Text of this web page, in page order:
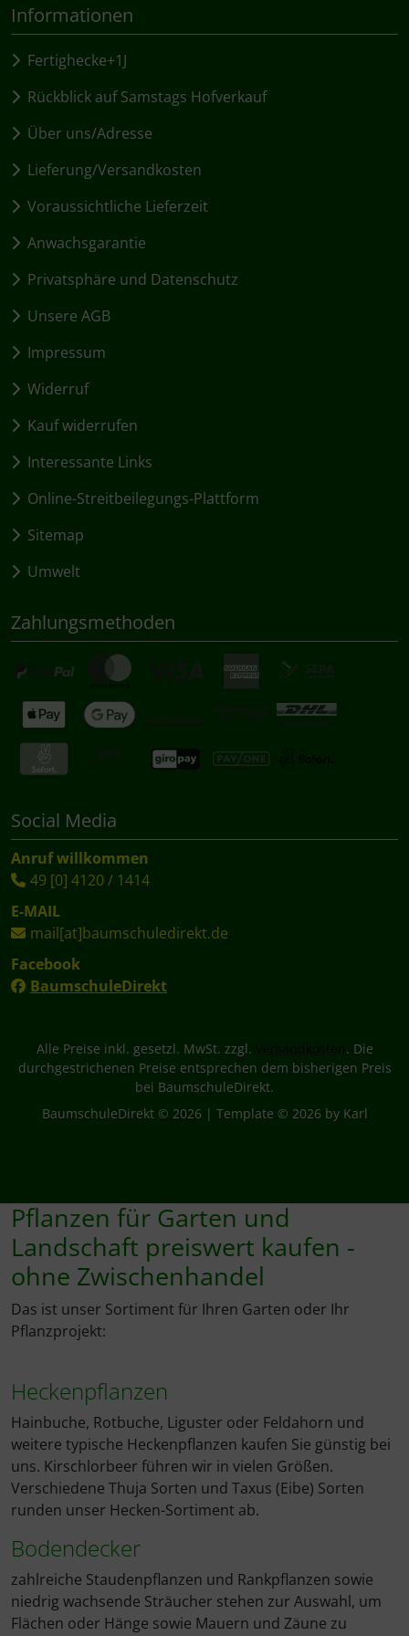
Informationen
Fertighecke+1J
Rückblick auf Samstags Hofverkauf
Über uns/Adresse
Lieferung/Versandkosten
Voraussichtliche Lieferzeit
Anwachsgarantie
Privatsphäre und Datenschutz
Unsere AGB
Impressum
Widerruf
Kauf widerrufen
Interessante Links
Online-Streitbeilegungs-Plattform
Sitemap
Umwelt
Zahlungsmethoden
Social Media
Anruf willkommen
49 [0] 4120 / 1414
E-MAIL
mail[at]baumschuledirekt.de
Facebook
BaumschuleDirekt
Alle Preise inkl. gesetzl. MwSt. zzgl. Versandkosten. Die
durchgestrichenen Preise entsprechen dem bisherigen Preis
bei BaumschuleDirekt.
BaumschuleDirekt © 2026 | Template © 2026 by Karl
Pflanzen für Garten und
Landschaft preiswert kaufen -
ohne Zwischenhandel
Das ist unser Sortiment für Ihren Garten oder Ihr
Pflanzprojekt:
Heckenpflanzen
Hainbuche, Rotbuche, Liguster oder Feldahorn und
weitere typische Heckenpflanzen kaufen Sie günstig bei
uns. Kirschlorbeer führen wir in vielen Größen.
Verschiedene Thuja Sorten und Taxus (Eibe) Sorten
runden unser Hecken-Sortiment ab.
Bodendecker
zahlreiche Staudenpflanzen und Rankpflanzen sowie
niedrig wachsende Sträucher stehen zur Auswahl, um
Flächen oder Hänge sowie Mauern und Zäune zu